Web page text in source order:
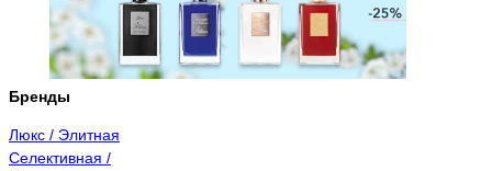
Бренды
Люкс / Элитная
Селективная /